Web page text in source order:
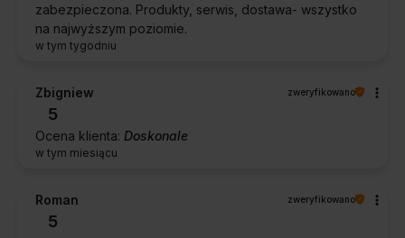
zabezpieczona. Produkty, serwis, dostawa- wszystko
na najwyższym poziomie.
w tym tygodniu
Zbigniew zweryfikowano
5
Ocena klienta: Doskonale
w tym miesiącu
Roman zweryfikowano
5